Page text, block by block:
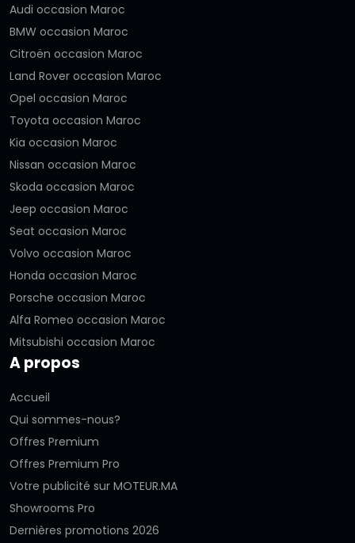
Audi occasion Maroc
BMW occasion Maroc
Citroën occasion Maroc
Land Rover occasion Maroc
Opel occasion Maroc
Toyota occasion Maroc
Kia occasion Maroc
Nissan occasion Maroc
Skoda occasion Maroc
Jeep occasion Maroc
Seat occasion Maroc
Volvo occasion Maroc
Honda occasion Maroc
Porsche occasion Maroc
Alfa Romeo occasion Maroc
Mitsubishi occasion Maroc
A propos
Accueil
Qui sommes-nous?
Offres Premium
Offres Premium Pro
Votre publicité sur MOTEUR.MA
Showrooms Pro
Dernières promotions 2026